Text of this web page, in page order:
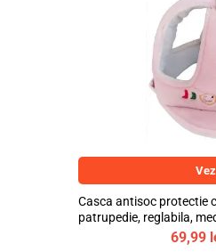
Casca antisoc protectie
patrupedie, reglabila,
69,99